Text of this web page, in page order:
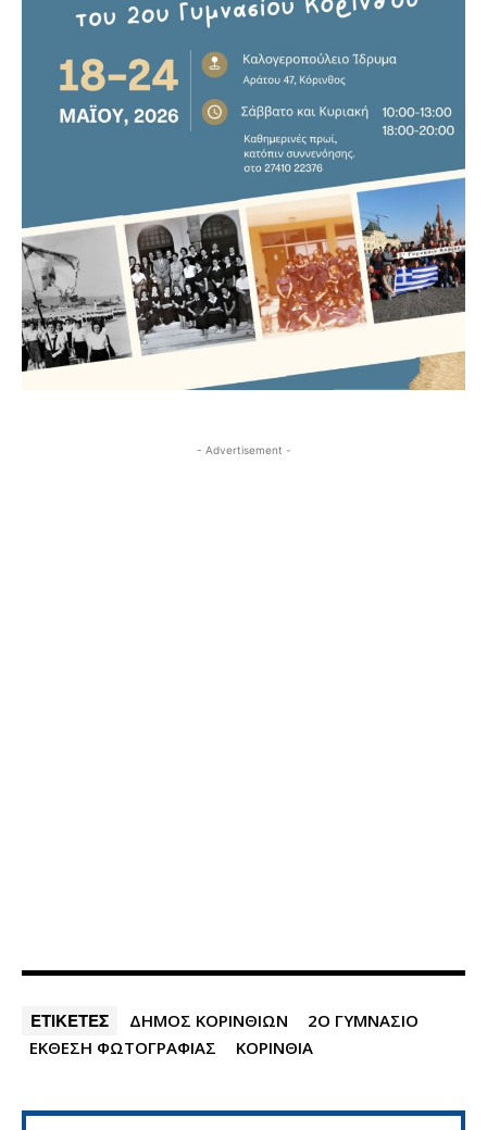
- Advertisement -
ΕΤΙΚΕΤΕΣ ΔΗΜΟΣ ΚΟΡΙΝΘΙΩΝ
2Ο ΓΥΜΝΑΣΙΟ
ΕΚΘΕΣΗ ΦΩΤΟΓΡΑΦΙΑΣ
ΚΟΡΙΝΘΙΑ